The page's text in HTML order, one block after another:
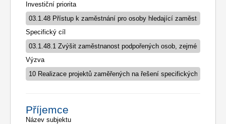
Investiční priorita
Specifický cíl
Výzva
Příjemce
Název subjektu